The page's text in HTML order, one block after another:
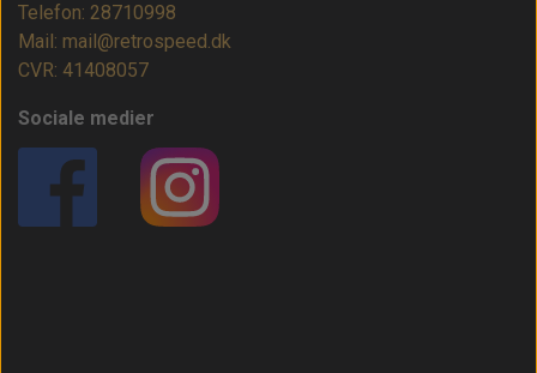
Telefon: 28710998
Mail: mail@retrospeed.dk
CVR: 41408057
Sociale medier